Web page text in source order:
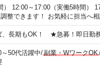
12:00～17:00（実働5時間）
整できます！ お気軽に担当へ相
長期もOK！ ★急募！即日勤務
～50代活躍中/副業・WワークOK